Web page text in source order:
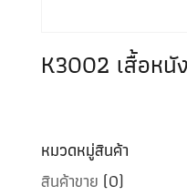
K3002 เสื้อหนั
หมวดหมู่สินค้า
สินค้าขาย (0)